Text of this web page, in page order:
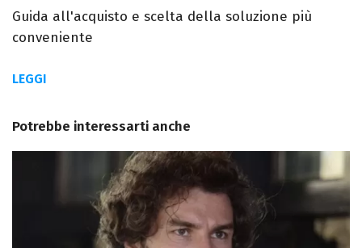
Guida all'acquisto e scelta della soluzione più
conveniente
LEGGI
Potrebbe interessarti anche